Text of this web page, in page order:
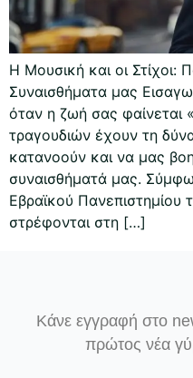
Η Μουσική και οι Στίχοι:
Συναισθήματα μας
όταν η ζωή σας φαίνεται
τραγουδιών έχουν τη
κατανοούν και να μας
συναισθήματά μας.
Εβραϊκού Πανεπιστημίου
στρέφονται στη […]
Κάνε εγγραφή στο
πρώτος νέα